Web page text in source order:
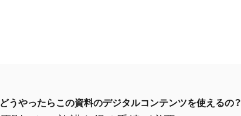
どうやったらこの資料のデジタルコンテンツを使えるの？